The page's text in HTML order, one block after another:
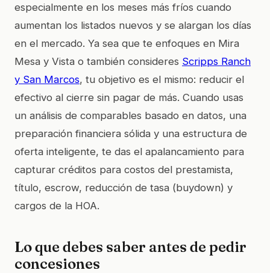
especialmente en los meses más fríos cuando
aumentan los listados nuevos y se alargan los días
en el mercado. Ya sea que te enfoques en Mira
Mesa y Vista o también consideres Scripps Ranch
y San Marcos, tu objetivo es el mismo: reducir el
efectivo al cierre sin pagar de más. Cuando usas
un análisis de comparables basado en datos, una
preparación financiera sólida y una estructura de
oferta inteligente, te das el apalancamiento para
capturar créditos para costos del prestamista,
título, escrow, reducción de tasa (buydown) y
cargos de la HOA.
Lo que debes saber antes de pedir
concesiones